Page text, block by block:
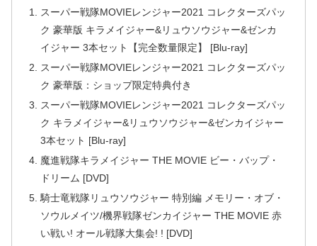
スーパー戦隊MOVIEレンジャー2021 コレクターズパッ
ク 豪華版 キラメイジャー&リュウソウジャー&ゼンカ
イジャー 3本セット【完全数量限定】 [Blu-ray]
スーパー戦隊MOVIEレンジャー2021 コレクターズパッ
ク 豪華版：ショップ限定特典付き
スーパー戦隊MOVIEレンジャー2021 コレクターズパッ
ク キラメイジャー&リュウソウジャー&ゼンカイジャー
3本セット [Blu-ray]
魔進戦隊キラメイジャー THE MOVIE ビー・バップ・
ドリーム [DVD]
騎士竜戦隊リュウソウジャー 特別編 メモリー・オブ・
ソウルメイツ/機界戦隊ゼンカイジャー THE MOVIE 赤
い戦い! オール戦隊大集会! ! [DVD]